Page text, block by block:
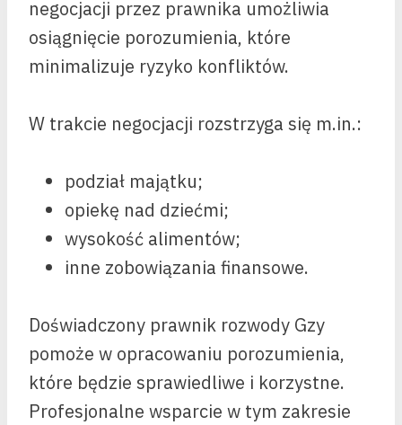
negocjacji przez prawnika umożliwia
osiągnięcie porozumienia, które
minimalizuje ryzyko konfliktów.
W trakcie negocjacji rozstrzyga się m.in.:
podział majątku;
opiekę nad dziećmi;
wysokość alimentów;
inne zobowiązania finansowe.
Doświadczony prawnik rozwody Gzy
pomoże w opracowaniu porozumienia,
które będzie sprawiedliwe i korzystne.
Profesjonalne wsparcie w tym zakresie